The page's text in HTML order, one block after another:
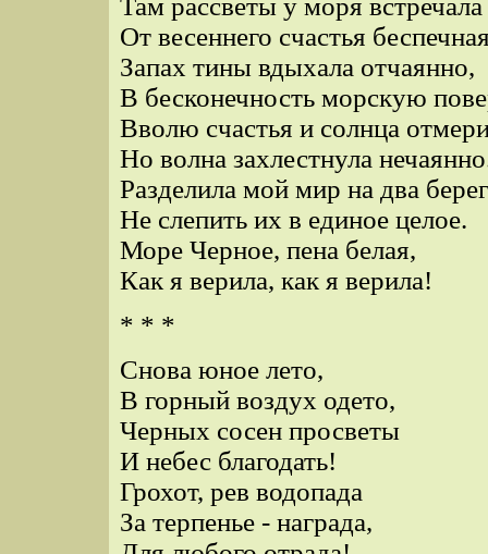
Там рассветы у моря встречала
От весеннего счастья
Запах тины вдыхала отчаянно,
В бесконечность морскую
Вволю счастья и солнца
Но волна захлестнула
Разделила мой мир на два
Не слепить их в единое целое.
Море Черное, пена белая,
Как я верила, как я верила!
* * *
Снова юное лето,
В горный воздух одето,
Черных сосен просветы
И небес благодать!
Грохот, рев водопада
За терпенье - награда,